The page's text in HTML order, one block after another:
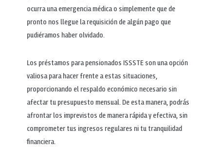
ocurra una emergencia médica o simplemente que de
pronto nos llegue la requisición de algún pago que
pudiéramos haber olvidado.
Los préstamos para pensionados ISSSTE son una opción
valiosa para hacer frente a estas situaciones,
proporcionando el respaldo económico necesario sin
afectar tu presupuesto mensual. De esta manera, podrás
afrontar los imprevistos de manera rápida y efectiva, sin
comprometer tus ingresos regulares ni tu tranquilidad
financiera.